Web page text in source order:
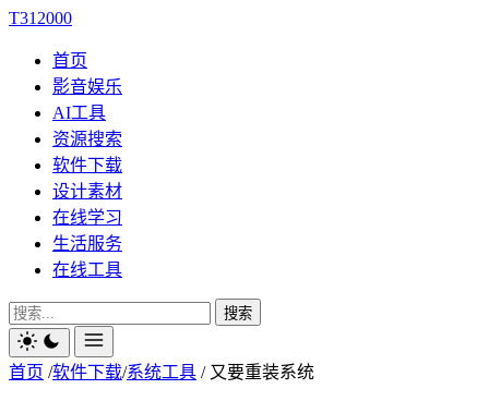
T312000
首页
影音娱乐
AI工具
资源搜索
软件下载
设计素材
在线学习
生活服务
在线工具
搜索
首页 /软件下载/系统工具 / 又要重装系统